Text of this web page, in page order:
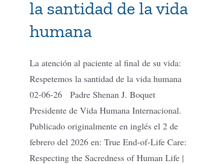
la santidad de la vida
humana
La atención al paciente al final de su vida:
Respetemos la santidad de la vida humana
02-06-26 Padre Shenan J. Boquet
Presidente de Vida Humana Internacional.
Publicado originalmente en inglés el 2 de
febrero del 2026 en: True End-of-Life Care:
Respecting the Sacredness of Human Life |